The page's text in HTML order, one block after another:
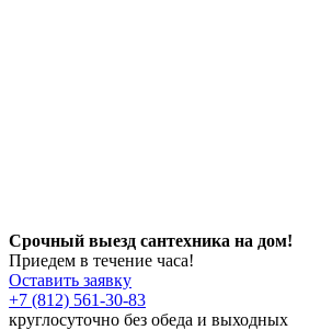
Срочный выезд сантехника на дом!
Приедем в течение часа!
Оставить заявку
+7 (812) 561-30-83
круглосуточно без обеда и выходных